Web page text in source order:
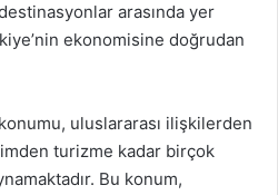
arasında yer
ekonomisine doğrudan
uluslararası ilişkilerden
turizme kadar birçok
Bu konum,